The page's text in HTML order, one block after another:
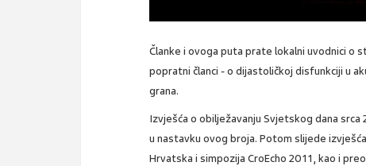
Članke i ovoga puta prate lokalni uvodnici o
popratni članci - o dijastoličkoj disfunkciji u
grana.
Izvješća o obilježavanju Svjetskog dana
u nastavku ovog broja. Potom slijede
Hrvatska i simpozija CroEcho 2011, kao i